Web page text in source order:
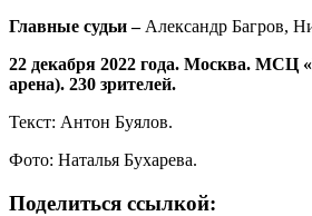
Главные судьи – Александр Багров,
22 декабря 2022 года. Москва.
арена). 230 зрителей.
Текст: Антон Буялов.
Фото: Наталья Бухарева.
Поделиться ссылкой: